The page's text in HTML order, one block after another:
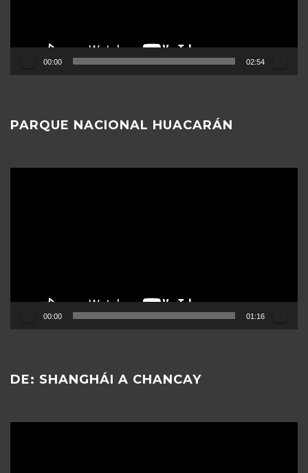
00:00 02:54
PARQUE NACIONAL HUACARÁN
00:00 01:16
DE: SHANGHÁI A CHANCAY